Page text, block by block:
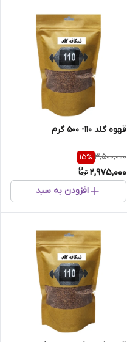
قهوه گلد 110- 500 گرم
3,500,000
15%
2,975,000
افزودن به سبد